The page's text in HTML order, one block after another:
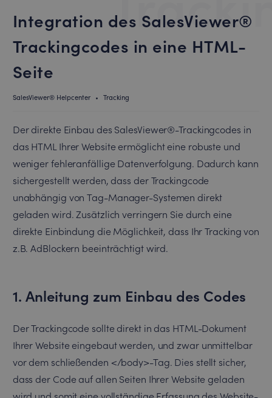
Integration des SalesViewer®
Trackingcodes in eine HTML-
Seite
SalesViewer® Helpcenter • Tracking
Der direkte Einbau des SalesViewer®-Trackingcodes in
das HTML Ihrer Website ermöglicht eine robuste und
weniger fehleranfällige Datenverfolgung. Dadurch kann
sichergestellt werden, dass der Trackingcode
unabhängig von Tag-Manager-Systemen direkt
geladen wird. Zusätzlich verringern Sie durch eine
direkte Einbindung die Möglichkeit, dass Ihr Tracking von
z.B. AdBlockern beeinträchtigt wird.
1. Anleitung zum Einbau des Codes
Der Trackingcode sollte direkt in das HTML-Dokument
Ihrer Website eingebaut werden, und zwar unmittelbar
vor dem schließenden </body>-Tag. Dies stellt sicher,
dass der Code auf allen Seiten Ihrer Website geladen